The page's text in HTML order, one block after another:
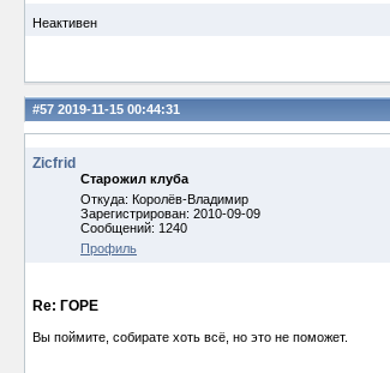
Неактивен
#57 2019-11-15 00:44:31
Zicfrid
Старожил клуба
Откуда: Королёв-Владимир
Зарегистрирован: 2010-09-09
Сообщений: 1240
Профиль
Re: ГОРЕ
Вы поймите, собирате хоть всё, но это не поможет.